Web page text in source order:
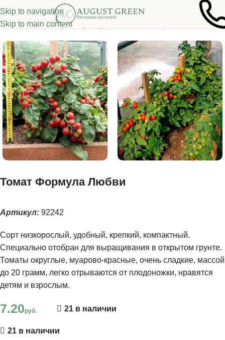
Skip to navigation
Skip to main content
/Семена овощных культур Низкорослые томаты
Томат Формула Любви
Артикул: 92242
Сорт низкорослый, удобный, крепкий, компактный.
Специально отобран для выращивания в открытом грунте.
Томаты округлые, муарово-красные, очень сладкие, массой
до 20 грамм, легко отрываются от плодоножки, нравятся
детям и взрослым.
7.20руб. 21 в наличии
21 в наличии